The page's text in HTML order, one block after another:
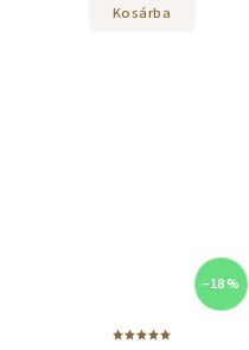
Kosárba
–18 %